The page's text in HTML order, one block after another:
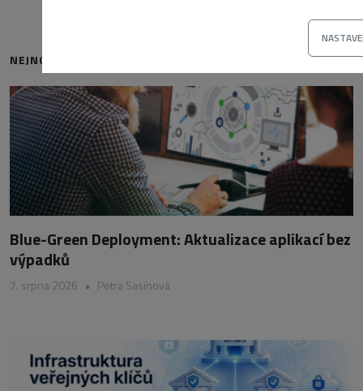
NEJNOVĚJŠÍ
Blue-Green Deployment: Aktualizace aplikací bez
výpadků
7. srpna 2026 • Petra Sasínová